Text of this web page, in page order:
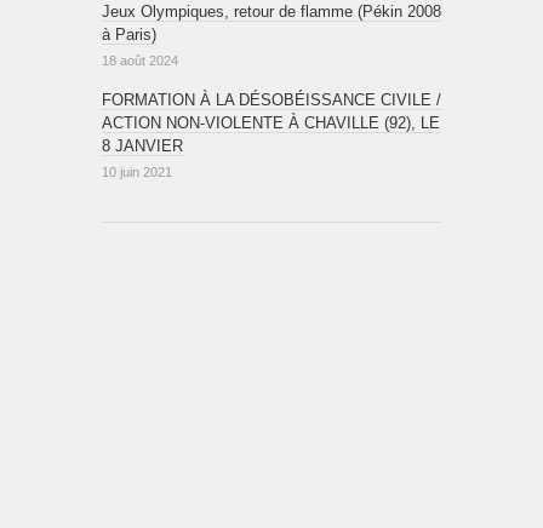
Jeux Olympiques, retour de flamme (Pékin 2008
à Paris)
18 août 2024
FORMATION À LA DÉSOBÉISSANCE CIVILE /
ACTION NON-VIOLENTE À CHAVILLE (92), LE
8 JANVIER
10 juin 2021